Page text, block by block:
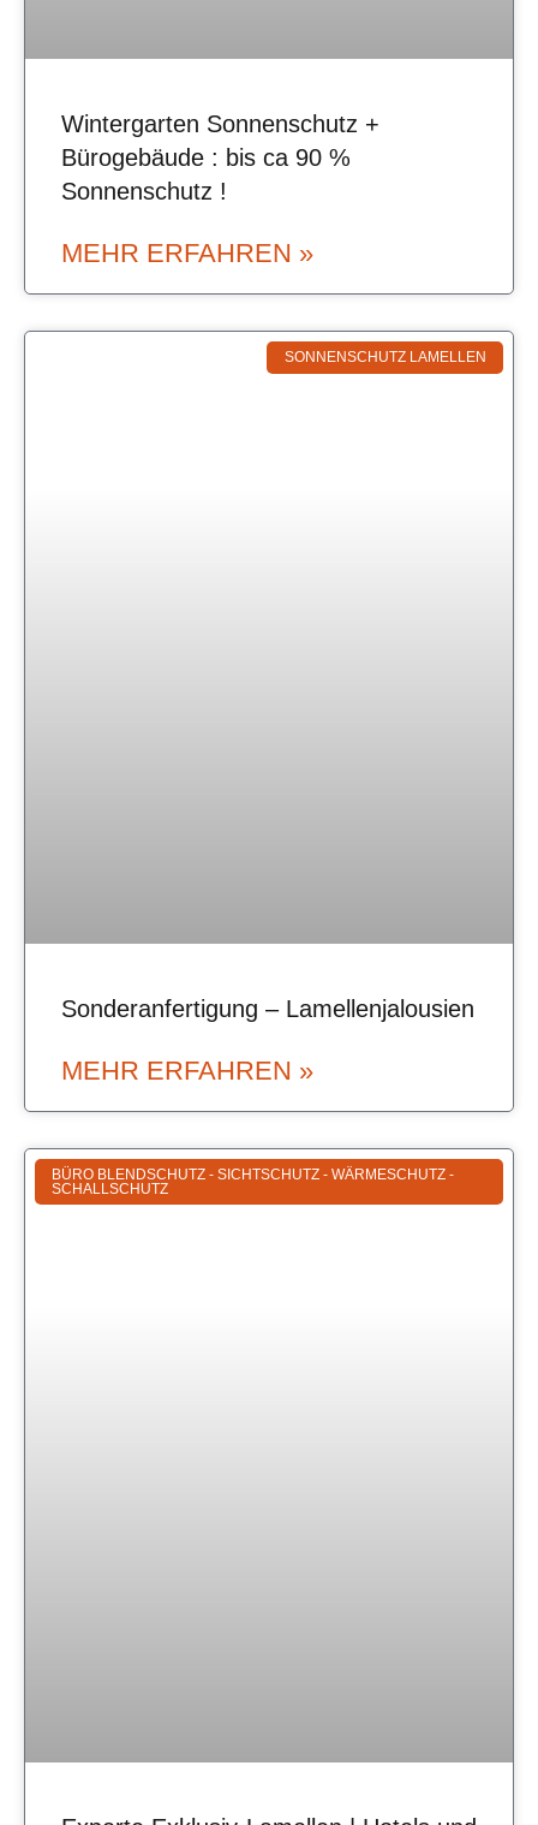
Wintergarten Sonnenschutz +
Bürogebäude : bis ca 90 %
Sonnenschutz !
MEHR ERFAHREN »
SONNENSCHUTZ LAMELLEN
Sonderanfertigung – Lamellenjalousien
MEHR ERFAHREN »
BÜRO BLENDSCHUTZ - SICHTSCHUTZ - WÄRMESCHUTZ -
SCHALLSCHUTZ